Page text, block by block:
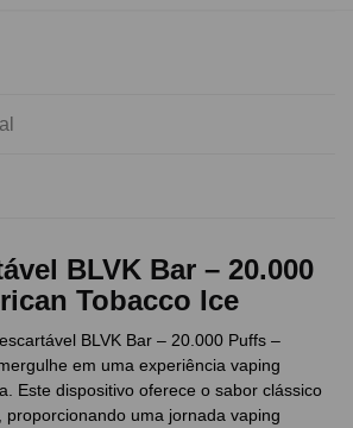
BLVK Bar – 20.000
Tobacco Ice
BLVK Bar – 20.000 Puffs –
em uma experiência vaping
Este dispositivo oferece o sabor clássico
uma jornada vaping